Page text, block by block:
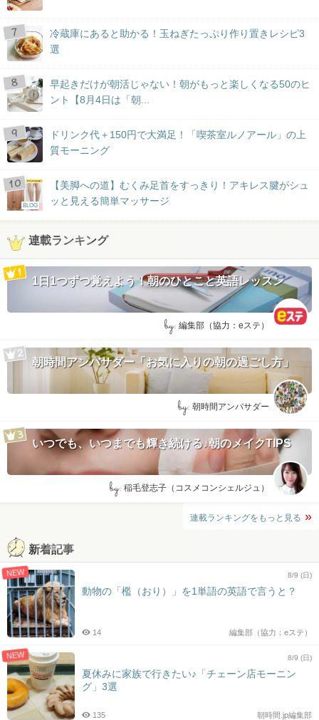
冷蔵庫にあると助かる！玉ねぎたっぷり作り置きレシピ3
選
早起きだけが朝活じゃない！朝がもっと楽しくなる50のヒ
ント【8月4日は「朝...
ドリンク代＋150円で大満足！「喫茶室ルノアール」の上
質モーニング
BLOG
【美脚への道】むくみ足首をすっきり！アキレス腱がシュ
ッと見える簡単マッサージ
連載ランキング
1日1つずつ覚えよう！朝のひとこと英語レッスン
by: 編集部（協力：eステ）
朝時間アンバサダー「お気に入りの朝の過ごし方」
by: 朝時間アンバサダー
いつでも、いつまでも輝き続ける♪朝のメイクTIPS
by: 稲毛登志子（コスメコンシェルジュ）
連載ランキングをもっと見る
新着記事
NEW 8/9 (日)
動物の「檻（おり）」を1単語の英語で言うと？
編集部（協力：eステ）
14
NEW 8/9 (日)
夏休みに家族で行きたい♪「チェーン店モーニン
グ」3選
朝時間.jp編集部
135